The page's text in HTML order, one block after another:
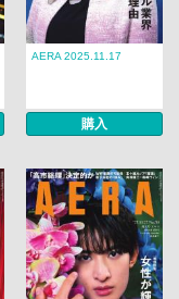
AERA 2025.11.17
購入